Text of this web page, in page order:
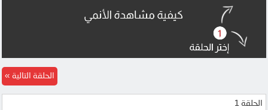
MP4UPLOAD
MP4UPLOAD
الحلقة 1
الحلقة التالية